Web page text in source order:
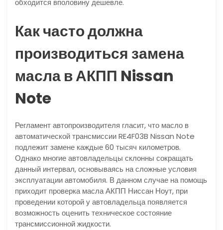
обходится вполовину дешевле.
Как часто должна
производиться замена
масла в АКПП Nissan
Note
Регламент автопроизводителя гласит, что масло в
автоматической трансмиссии RE4F03B Nissan Note
подлежит замене каждые 60 тысяч километров.
Однако многие автовладельцы склонны сокращать
данный интервал, основываясь на сложные условия
эксплуатации автомобиля. В данном случае на помощь
приходит проверка масла АКПП Ниссан Ноут, при
проведении которой у автовладельца появляется
возможность оценить техническое состояние
трансмиссионной жидкости.